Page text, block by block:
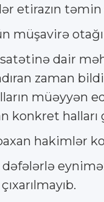
etirazın
müşavirə
dair
zaman
müəyyən
konkret halları
hakimlər